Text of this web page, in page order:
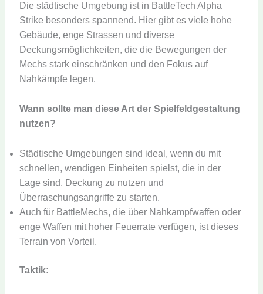
Die städtische Umgebung ist in BattleTech Alpha
Strike besonders spannend. Hier gibt es viele hohe
Gebäude, enge Strassen und diverse
Deckungsmöglichkeiten, die die Bewegungen der
Mechs stark einschränken und den Fokus auf
Nahkämpfe legen.
Wann sollte man diese Art der Spielfeldgestaltung
nutzen?
Städtische Umgebungen sind ideal, wenn du mit
schnellen, wendigen Einheiten spielst, die in der
Lage sind, Deckung zu nutzen und
Überraschungsangriffe zu starten.
Auch für BattleMechs, die über Nahkampfwaffen oder
enge Waffen mit hoher Feuerrate verfügen, ist dieses
Terrain von Vorteil.
Taktik: